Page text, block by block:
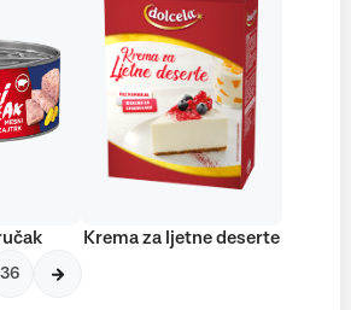
Krema za ljetne deserte
36